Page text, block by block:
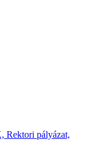
Rektori pályázat,